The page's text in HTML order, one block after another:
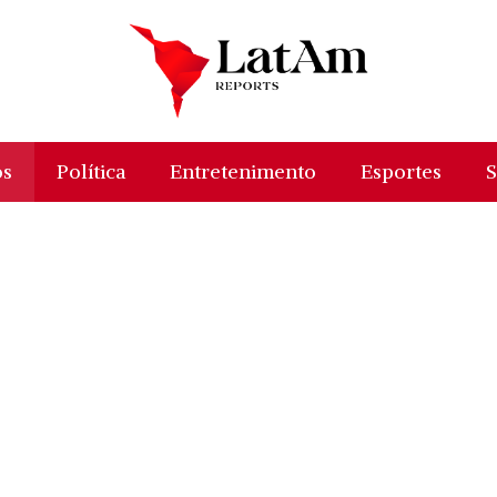
Política Entretenimento Esportes